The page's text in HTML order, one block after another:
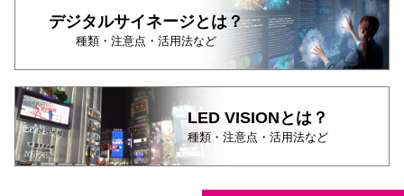
デジタルサイネージとは？
種類・注意点・活用法など
LED VISIONとは？
種類・注意点・活用法など